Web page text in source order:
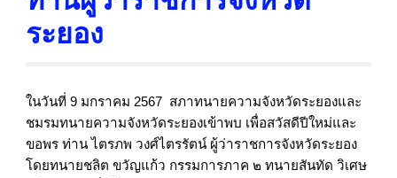
ระยอง
ในวันที่ 9 มกราคม 2567 สภาทนายความจังหวัดระยองและ
ชมรมทนายความจังหวัดระยองเข้าพบ เพื่อสวัสดีปีใหม่และ
ขอพร ท่าน ไตรภพ วงศ์ไตรรัตน์ ผู้ว่าราชการจังหวัดระยอง
โดยทนายชลิต ขวัญแก้ว กรรมการภาค ๒ ทนายสันทัด วิเศษ